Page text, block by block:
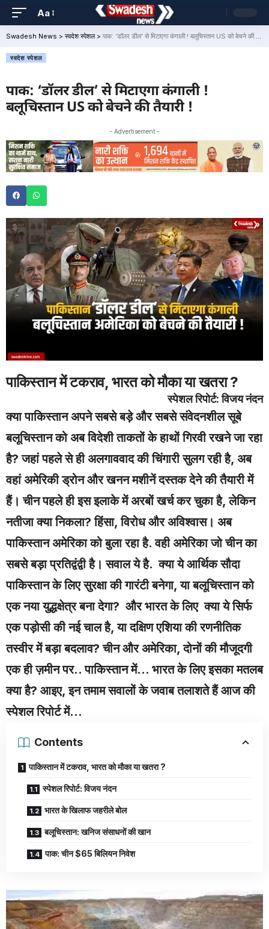
Aa
Swadesh News > स्वदेश स्पेशल> पाक: ‘डॉलर डील’ से मिटाएगा कंगाली ! बलूचिस्तान US को बेचने की तैयारी !
स्वदेश स्पेशल
पाक: ‘डॉलर डील’ से मिटाएगा कंगाली !
बलूचिस्तान US को बेचने की तैयारी !
- Advertisement -
पाकिस्तान में टकराव, भारत को मौका या खतरा ?
स्पेशल रिपोर्ट: विजय नंदन
क्या पाकिस्तान अपने सबसे बड़े और सबसे संवेदनशील सूबे
बलूचिस्तानको अब विदेशी ताकतों के हाथों गिरवी रखने जा रहा
है? जहां पहले से ही अलगाववाद की चिंगारी सुलग रही है, अब
वहां अमेरिकी ड्रोन और खनन मशीनें दस्तक देने की तैयारी में
हैं। चीन पहले ही इस इलाके में अरबों खर्च कर चुका है, लेकिन
नतीजा क्या निकला? हिंसा, विरोध और अविश्वास। अब
पाकिस्तान अमेरिका को बुला रहा है. वही अमेरिका जो चीन का
सबसे बड़ा प्रतिद्वंद्वी है। सवाल ये है. क्या ये आर्थिक सौदा
पाकिस्तान के लिए सुरक्षा की गारंटी बनेगा, या बलूचिस्तान को
एक नया युद्धक्षेत्र बना देगा? और भारत के लिए क्या ये सिर्फ
एक पड़ोसी की नई चाल है, या दक्षिण एशिया की रणनीतिक
तस्वीर में बड़ा बदलाव? चीन और अमेरिका, दोनों की मौजूदगी
एक ही ज़मीन पर.. पाकिस्तान में… भारत के लिए इसका मतलब
क्या है? आइए, इन तमाम सवालों के जवाब तलाशते हैं आज की
स्पेशल रिपोर्ट में…
Contents
पाकिस्तान में टकराव, भारत को मौका या खतरा ?
स्पेशल रिपोर्ट: विजय नंदन
भारत के खिलाफ जहरीले बोल
बलूचिस्तान: खनिज संसाधनों की खान
पाक: चीन $65 बिलियन निवेश